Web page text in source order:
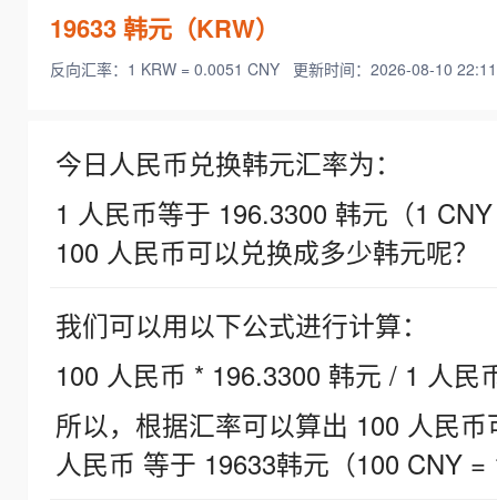
19633韩元（KRW）
反向汇率：1 KRW = 0.0051 CNY 更新时间：2026-08-10
今日人民币兑换韩元汇率为：
1 人民币等于 196.3300 韩元（1
100 人民币可以兑换成多少韩元呢？
我们可以用以下公式进行计算：
100 人民币 * 196.3300 韩元 / 1 人民
所以，根据汇率可以算出 100 人民
人民币 等于 19633韩元（100 CNY =